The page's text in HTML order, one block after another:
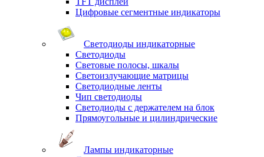
Цифровые сегментные индикаторы
Светодиоды индикаторные
Светодиоды
Световые полосы, шкалы
Светоизлучающие матрицы
Светодиодные ленты
Чип светодиоды
Светодиоды с держателем на блок
Прямоугольные и цилиндрические
Лампы индикаторные